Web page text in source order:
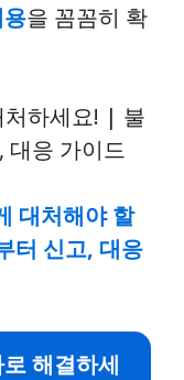
을 꼼꼼히 확
대처해야 할
터 신고, 대응
해결하세